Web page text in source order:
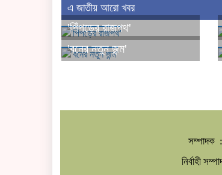
এ জাতীয় আরো খবর
'পিঁপড়ের রাজপথ'
'বনের নতুন জন্ম'
সম্পাদক
নির্বাহী